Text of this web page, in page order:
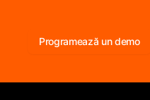
Programează un demo